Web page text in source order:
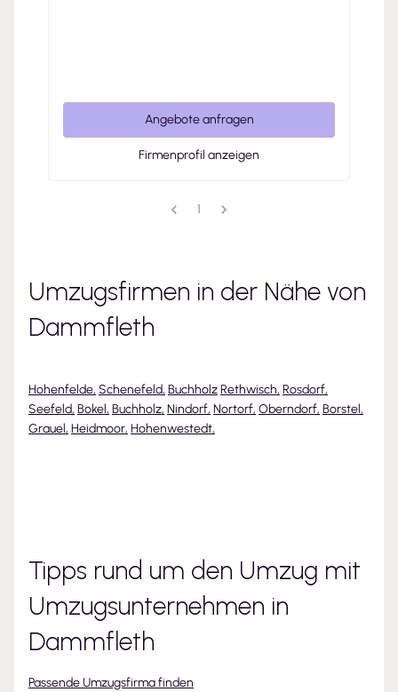
Angebote anfragen
Firmenprofil anzeigen
1
Umzugsfirmen in der Nähe von
Dammfleth
Hohenfelde, Schenefeld, BuchholzRethwisch, Rosdorf,
Seefeld, Bokel, Buchholz, Nindorf, Nortorf, Oberndorf, Borstel,
Grauel, Heidmoor, Hohenwestedt,
Tipps rund um den Umzug mit
Umzugsunternehmen in
Dammfleth
Passende Umzugsfirma finden